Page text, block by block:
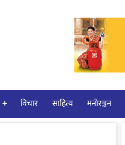
विचार साहित्य मनाेरञ्जन